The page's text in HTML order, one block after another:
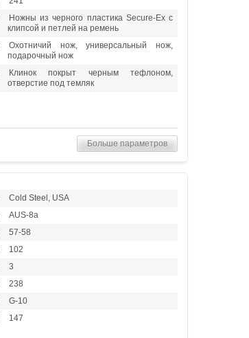
Ножны из черного пластика Secure-Ex с
клипсой и петлей на ремень
Охотничий нож, универсальный нож,
подарочный нож
Клинок покрыт черным тефлоном,
отверстие под темляк
Больше параметров
Cold Steel, USA
AUS-8a
57-58
102
3
238
G-10
147